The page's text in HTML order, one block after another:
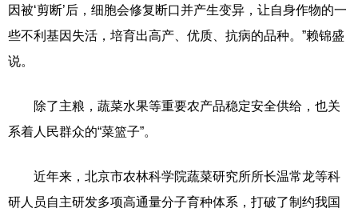
因被‘剪断’后，细胞会修复断口并产生变异，让自身作物的一
些不利基因失活，培育出高产、优质、抗病的品种。”赖锦盛
说。
除了主粮，蔬菜水果等重要农产品稳定安全供给，也关
系着人民群众的“菜篮子”。
近年来，北京市农林科学院蔬菜研究所所长温常龙等科
研人员自主研发多项高通量分子育种体系，打破了制约我国